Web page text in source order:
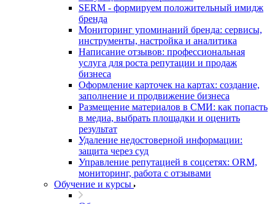
SERM - формируем положительный имидж
бренда
Мониторинг упоминаний бренда: сервисы,
инструменты, настройка и аналитика
Написание отзывов: профессиональная
услуга для роста репутации и продаж
бизнеса
Оформление карточек на картах: создание,
заполнение и продвижение бизнеса
Размещение материалов в СМИ: как попасть
в медиа, выбрать площадки и оценить
результат
Удаление недостоверной информации:
защита через суд
Управление репутацией в соцсетях: ORM,
мониторинг, работа с отзывами
Обучение и курсы